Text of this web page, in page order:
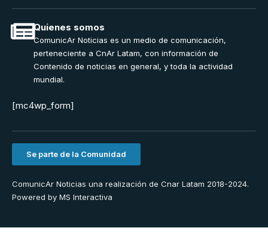
Quienes somos
ComunicAr Noticias es un medio de comunicación,
perteneciente a CnAr Latam, con información de
Contenido de noticias en general, y toda la actividad
mundial.
[mc4wp_form]
Se parte de la Comunidad
ComunicAr Noticias una realización de Cnar Latam 2018-2024.
Powered by MS Interactiva